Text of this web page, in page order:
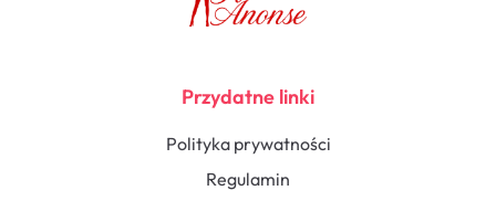
Przydatne linki
Polityka prywatności
Regulamin